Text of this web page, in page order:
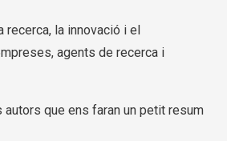
recerca, la innovació i el
agents de recerca i
que ens faran un petit resum